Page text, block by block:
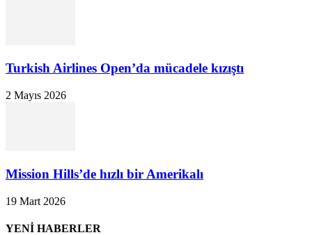
Turkish Airlines Open’da mücadele kızıştı
2 Mayıs 2026
Mission Hills’de hızlı bir Amerikalı
19 Mart 2026
YENİ HABERLER